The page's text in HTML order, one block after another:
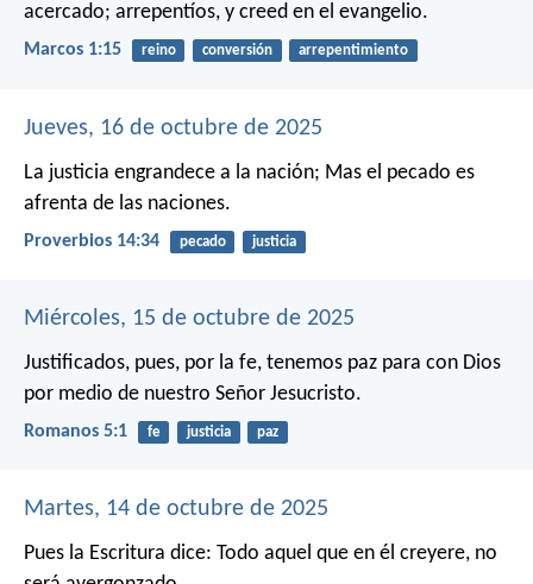
acercado; arrepentíos, y creed en el evangelio.
Marcos 1:15 reino conversión arrepentimiento
Jueves, 16 de octubre de 2025
La justicia engrandece a la nación; Mas el pecado es
afrenta de las naciones.
Proverbios 14:34 pecado justicia
Miércoles, 15 de octubre de 2025
Justificados, pues, por la fe, tenemos paz para con Dios
por medio de nuestro Señor Jesucristo.
Romanos 5:1 fe justicia paz
Martes, 14 de octubre de 2025
Pues la Escritura dice: Todo aquel que en él creyere, no